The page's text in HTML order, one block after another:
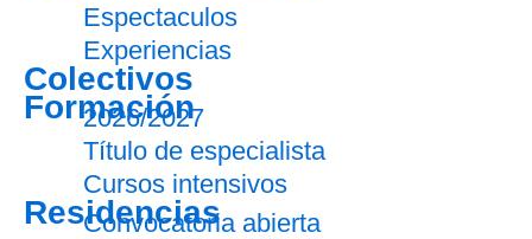
Espectaculos
Experiencias
Colectivos
Formación
2026/2027
Título de especialista
Cursos intensivos
Residencias
Convocatoria abierta